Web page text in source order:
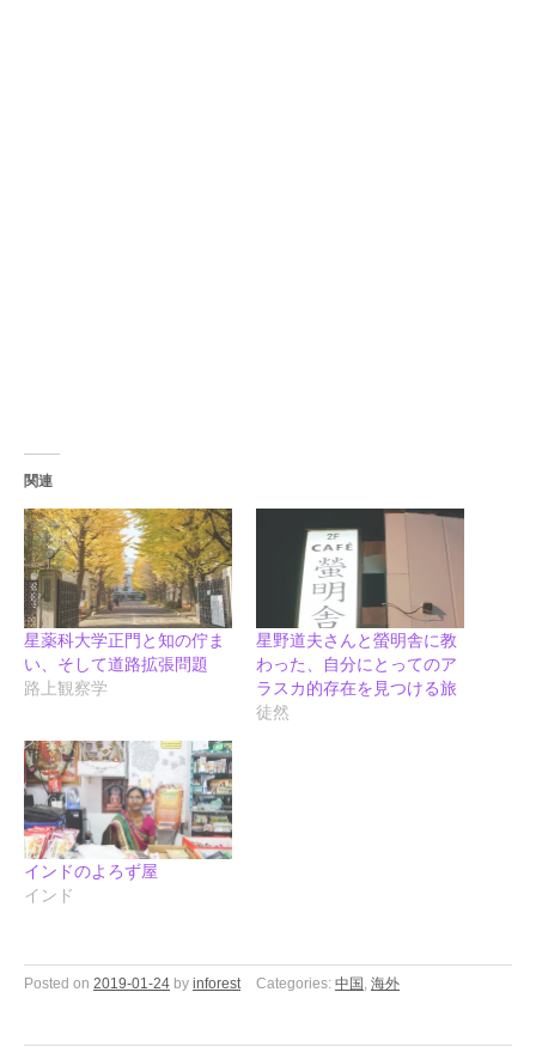
関連
星薬科大学正門と知の佇ま
い、そして道路拡張問題
路上観察学
星野道夫さんと螢明舎に教
わった、自分にとってのア
ラスカ的存在を見つける旅
徒然
インドのよろず屋
インド
Posted on 2019-01-24 by inforest Categories: 中国 , 海外